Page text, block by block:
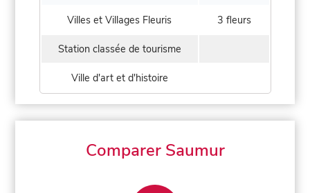
Villes et Villages Fleuris 3 fleurs
Station classée de tourisme
Ville d'art et d'histoire
Comparer Saumur